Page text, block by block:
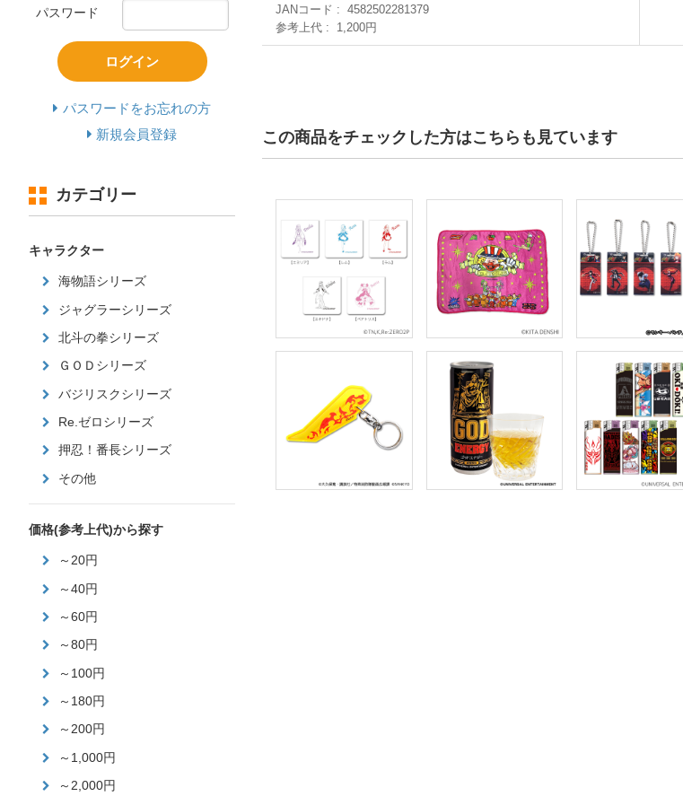
JANコード
4582502281379
参考上代
1,200円
この商品をチェックした方はこちらも見ています
パスワード
ログイン
パスワードをお忘れの方
新規会員登録
カテゴリー
キャラクター
海物語シリーズ
ジャグラーシリーズ
北斗の拳シリーズ
ＧＯＤシリーズ
バジリスクシリーズ
Re.ゼロシリーズ
押忍！番長シリーズ
その他
価格(参考上代)から探す
～20円
～40円
～60円
～80円
～100円
～180円
～200円
～1,000円
～2,000円